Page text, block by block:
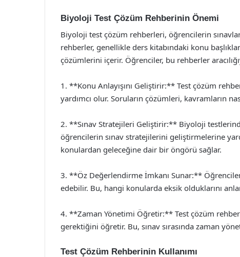
Biyoloji Test Çözüm Rehberinin Önemi
Biyoloji test çözüm rehberleri, öğrencilerin
rehberler, genellikle ders kitabındaki konu
çözümlerini içerir. Öğrenciler, bu rehberler
1. **Konu Anlayışını Geliştirir:** Test çözüm
yardımcı olur. Soruların çözümleri, kavramların
2. **Sınav Stratejileri Geliştirir:** Biyoloji
öğrencilerin sınav stratejilerini geliştirmelerine
konulardan geleceğine dair bir öngörü sağlar.
3. **Öz Değerlendirme İmkanı Sunar:**
edebilir. Bu, hangi konularda eksik olduklarını
4. **Zaman Yönetimi Öğretir:** Test çözüm
gerektiğini öğretir. Bu, sınav sırasında zaman
Test Çözüm Rehberinin Kullanımı